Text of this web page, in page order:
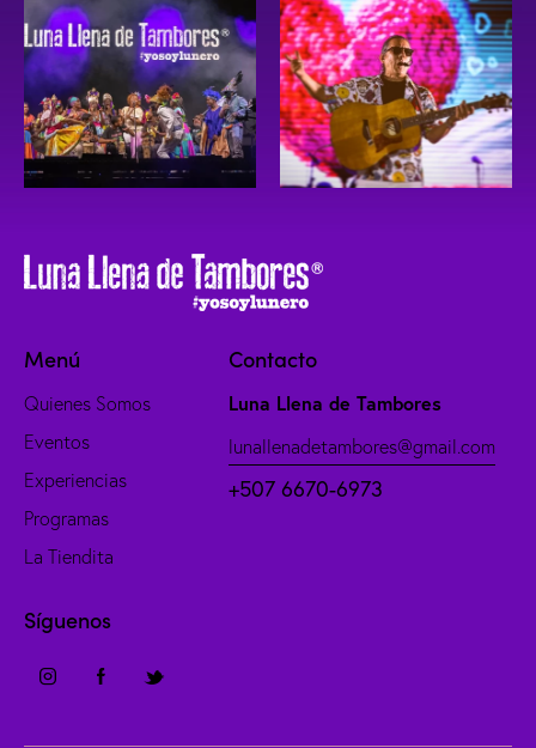
Menú
Quienes Somos
Eventos
Experiencias
Programas
La Tiendita
Contacto
Luna Llena de Tambores
lunallenadetambores@gmail.com
+507 6670-6973
Síguenos